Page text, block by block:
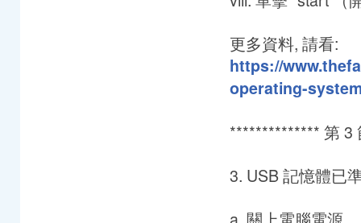
更多資料, 請看:
https://
operating-
************** 第 3
3. USB 記憶體已